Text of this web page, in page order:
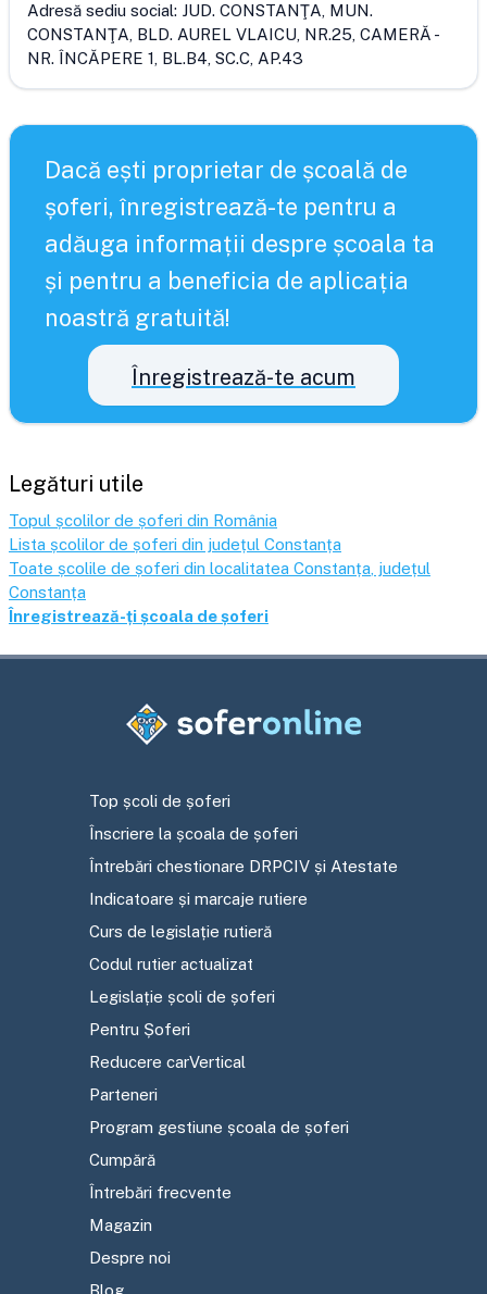
Adresă sediu social: JUD. CONSTANŢA, MUN.
CONSTANŢA, BLD. AUREL VLAICU, NR.25, CAMERĂ -
NR. ÎNCĂPERE 1, BL.B4, SC.C, AP.43
Dacă ești proprietar de școală de
șoferi, înregistrează-te pentru a
adăuga informații despre școala ta
și pentru a beneficia de aplicația
noastră gratuită!
Înregistrează-te acum
Legături utile
Topul școlilor de șoferi din România
Lista școlilor de șoferi din județul Constanța
Toate școlile de șoferi din localitatea Constanța , județul
Constanța
Înregistrează-ți școala de șoferi
Top școli de șoferi
Înscriere la școala de șoferi
Întrebări chestionare DRPCIV și Atestate
Indicatoare și marcaje rutiere
Curs de legislație rutieră
Codul rutier actualizat
Legislație școli de șoferi
Pentru Șoferi
Reducere carVertical
Parteneri
Program gestiune școala de șoferi
Cumpără
Întrebări frecvente
Magazin
Despre noi
Blog